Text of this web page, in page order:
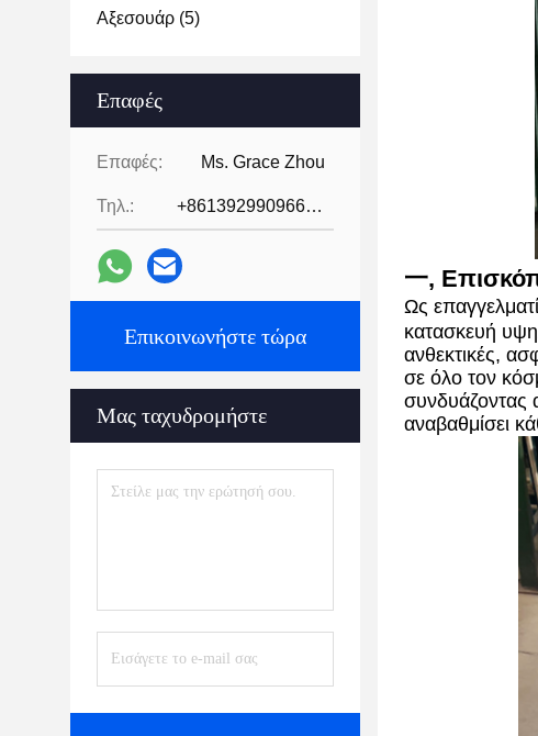
Αξεσουάρ (5)
Επαφές
Επαφές: Ms. Grace Zhou
Τηλ.: +8613929909663--13690711186
Επικοινωνήστε τώρα
Μας ταχυδρομήστε
一,
Ως
κατασκευή
ανθεκτικές,
σε όλο τον
συνδυάζοντας
αναβαθμίσει